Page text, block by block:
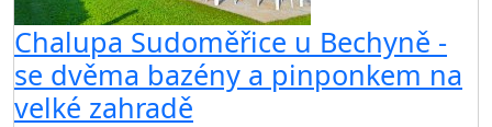
Chalupa Sudoměřice u Bechyně -
se dvěma bazény a pinponkem na
velké zahradě